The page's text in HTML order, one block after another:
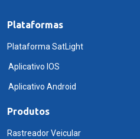
Plataformas
Plataforma SatLight
Aplicativo IOS
Aplicativo Android
Produtos
Rastreador Veicular